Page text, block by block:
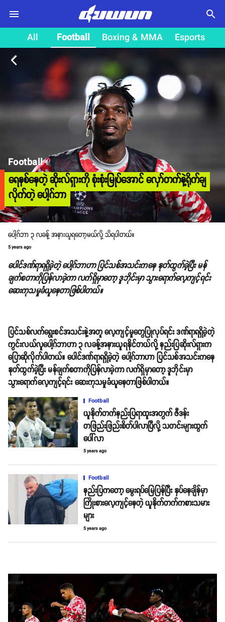
search
All Football Boxing & MMA Esports
arrow_back_ios
Football
ရေနစ်နေတဲ့ ဆိုးလ်ရှားကို​ စုံးစုံးမြုပ်အောင် လှော်တက်နဲ့ရိုက်ချ
လိုက်တဲ့ ပေါ့ဂ်ဘာ
ပေါ့ဂ်ဘာ ၃ လခန့် အနားယူရတော့မယ်လို့ သိရပါတယ်။
5 years ago
ပေါင်ဒဏ်ရာရရှိခဲ့တဲ့ ပေါ့ဂ်ဘာဟာ ပြင်သစ်အသင်းကနေ နုတ်ထွက်ခဲ့ပြီး မန်
ချက်စတာကိုပြန်လာခဲ့ကာ လက်ရှိမှာတော့ ဒူဘိုင်းမှာ သွားရောက်လေ့ကျင့်ရင်း
ဆေးကုသမှုခံယူနေတာဖြစ်ပါတယ်။
ပြင်သစ်လက်ရွေးစင်အသင်းနဲ့အတူ လေ့ကျင့်မှုတွေပြုလုပ်ရင်း ဒဏ်ရာရရှိခဲ့တဲ့
ကွင်းလယ်လူပေါ့ဂ်ဘာဟာ ၃ လခန့်အနားယူရနိုင်တယ်လို့ နည်းပြဆိုးလ်ရှားက
ပြောဆိုလိုက်ပါတယ်။ ပေါင်ဒဏ်ရာရရှိခဲ့တဲ့ ပေါ့ဂ်ဘာဟာ ပြင်သစ်အသင်းကနေ
နုတ်ထွက်ခဲ့ပြီး မန်ချက်စတာကိုပြန်လာခဲ့ကာ လက်ရှိမှာတော့ ဒူဘိုင်းမှာ
သွားရောက်လေ့ကျင့်ရင်း ဆေးကုသမှုခံယူနေတာဖြစ်ပါတယ်။
Football
ယူနိုက်တက်နည်းပြရာထူးအတွက် ဇီဒန်း
တဖြည်းဖြည်းစိတ်ပါလာပြီလို့ သတင်းများထွက်
ပေါ်လာ
5 years ago
Football
နည်းပြကတော့ မွေးရပ်မြေပြန်ပြီး နှပ်နေချိန်မှာ
ကြိုးစားလေ့ကျင့်နေတဲ့ ယူနိုက်တက်ကစားသမား
များ
5 years ago